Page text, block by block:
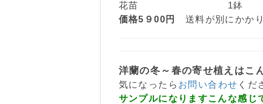
花苗 1鉢
価格5９00円
送料が別にかか
洋蘭の冬～春の寄せ植えはこ
気になったら お問い合わせ くだ
サンプルになりますこんな感じ